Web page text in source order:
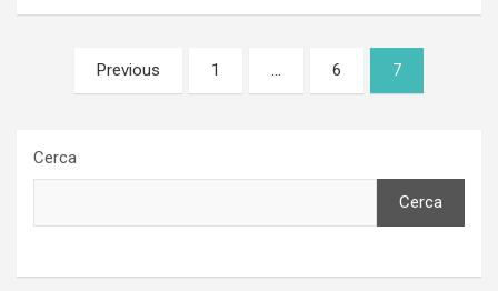
Paginazione
degli
Previous 1 … 6 7
Cerca
Cerca